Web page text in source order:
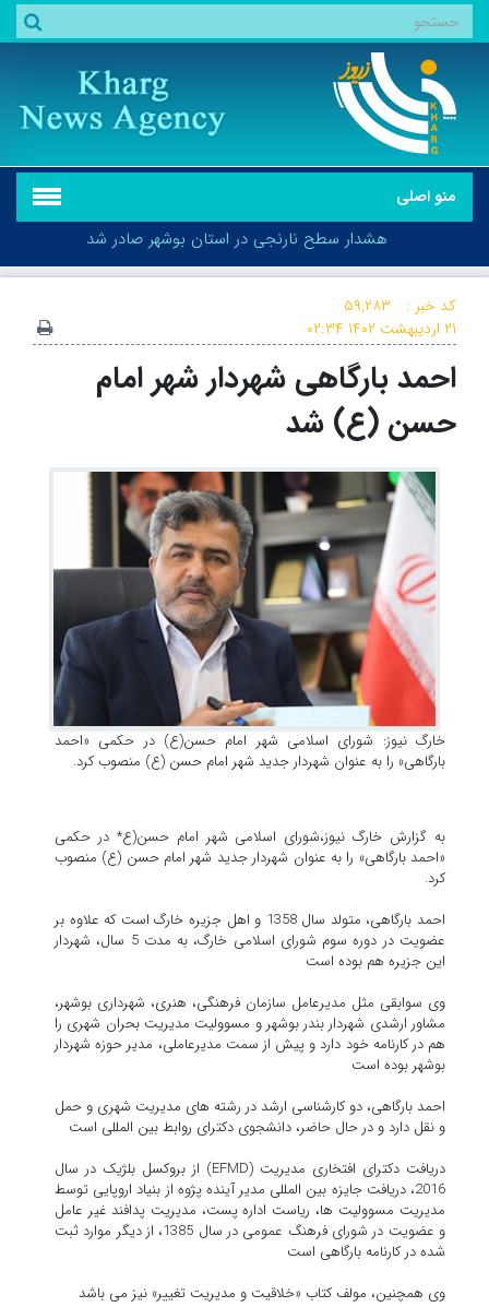
منو اصلی
هشدار سطح نارنجی در استان بوشهر صادر شد
هشدار سطح نارنجی در استان بوشهر صادر شد
کد خبر :
۵۹,۲۸۳
۲۱ اردیبهشت ۱۴۰۲
۰۲:۳۴
احمد بارگاهی شهردار شهر امام
حسن (ع) شد
خارگ نیوز: شورای اسلامی شهر امام حسن(ع) در حکمی «احمد
بارگاهی» را به عنوان شهردار جدید شهر امام حسن (ع) منصوب کرد.
به گزارش خارگ نیوز،شورای اسلامی شهر امام حسن(ع* در حکمی
«احمد بارگاهی» را به عنوان شهردار جدید شهر امام حسن (ع) منصوب
کرد.
احمد بارگاهی، متولد سال 1358 و اهل جزیره خارگ است که علاوه بر
عضویت در دوره سوم شورای اسلامی خارگ، به مدت 5 سال، شهردار
این جزیره هم بوده است
وی سوابقی مثل مدیرعامل سازمان فرهنگی، هنری، شهرداری بوشهر،
مشاور ارشدی شهردار بندر بوشهر و مسوولیت مدیریت بحران شهری را
هم در کارنامه خود دارد و پیش از سمت مدیرعاملی، مدیر حوزه شهردار
بوشهر بوده است
احمد بارگاهی، دو کارشناسی ارشد در رشته های مدیریت شهری و حمل
و نقل دارد و در حال حاضر، دانشجوی دکترای روابط بین المللی است
دریافت دکترای افتخاری مدیریت (EFMD) از بروکسل بلژیک در سال
2016، دریافت جایزه بین المللی مدیر آینده پژوه از بنیاد اروپایی توسط
مدیریت مسوولیت ها، ریاست اداره پست، مدیریت پدافند غیر عامل
و عضویت در شورای فرهنگ عمومی در سال 1385، از دیگر موارد ثبت
شده در کارنامه بارگاهی است
وی همچنین، مولف کتاب «خلاقیت و مدیریت تغییر» نیز می باشد